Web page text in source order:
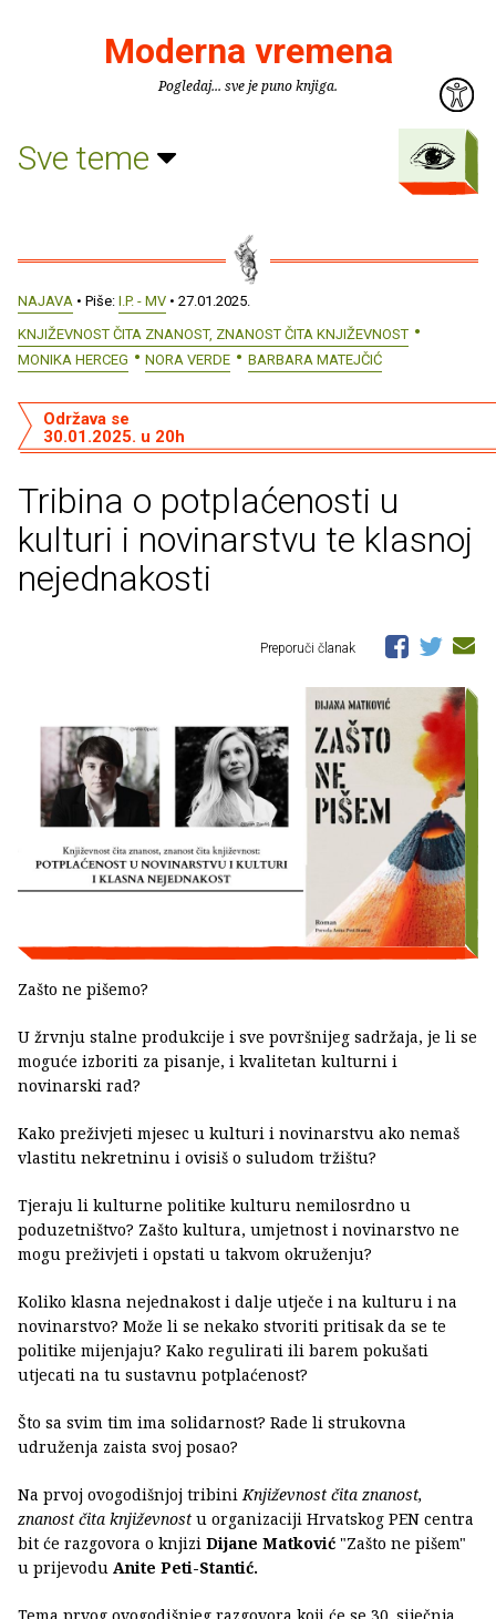
Moderna vremena
Pogledaj... sve je puno knjiga.
Sve teme
NAJAVA • Piše: I.P. - MV • 27.01.2025.
KNJIŽEVNOST ČITA ZNANOST, ZNANOST ČITA KNJIŽEVNOST
MONIKA HERCEG
NORA VERDE BARBARA MATEJČIĆ
Tribina o potplaćenosti u
kulturi i novinarstvu te klasnoj
nejednakosti
Održava se
30.01.2025. u 20h
Preporuči članak
Zašto ne pišemo?
U žrvnju stalne produkcije i sve površnijeg sadržaja, je li se
moguće izboriti za pisanje, i kvalitetan kulturni i
novinarski rad?
Kako preživjeti mjesec u kulturi i novinarstvu ako nemaš
vlastitu nekretninu i ovisiš o suludom tržištu?
Tjeraju li kulturne politike kulturu nemilosrdno u
poduzetništvo? Zašto kultura, umjetnost i novinarstvo ne
mogu preživjeti i opstati u takvom okruženju?
Koliko klasna nejednakost i dalje utječe i na kulturu i na
novinarstvo? Može li se nekako stvoriti pritisak da se te
politike mijenjaju? Kako regulirati ili barem pokušati
utjecati na tu sustavnu potplaćenost?
Što sa svim tim ima solidarnost? Rade li strukovna
udruženja zaista svoj posao?
Na prvoj ovogodišnjoj tribiniKnjiževnost čita znanost,
znanost čita književnost u organizaciji Hrvatskog PEN centra
bit će razgovora o knjizi Dijane Matković "Zašto ne pišem"
u prijevodu Anite Peti-Stantić.